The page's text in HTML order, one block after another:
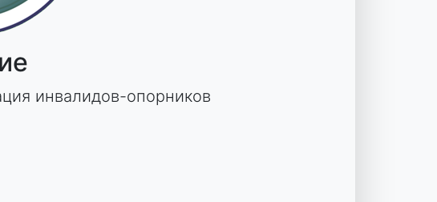
инвалидов-опорников